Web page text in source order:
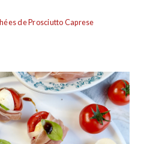
de Prosciutto Caprese